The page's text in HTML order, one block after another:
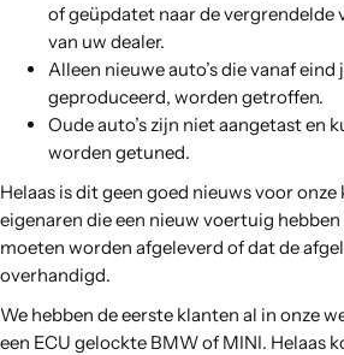
of geüpdatet naar de vergrendelde
van uw dealer.
Alleen nieuwe auto’s die vanaf
geproduceerd, worden getroffen.
Oude auto’s zijn niet aangetast en
worden getuned.
Helaas is dit geen goed nieuws voor
eigenaren die een nieuw voertuig
moeten worden afgeleverd of dat de
overhandigd.
We hebben de eerste klanten al in onze
een ECU gelockte BMW of MINI. Helaas